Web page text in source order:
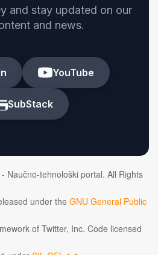
and stay updated on our
and news.
YouTube
SubStack
Naučno-tehnološki portal. All Rights
under the GNU General Public
of Twitter, Inc. Code licensed